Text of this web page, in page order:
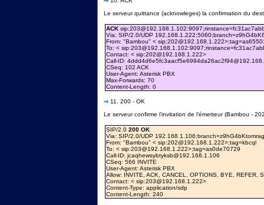
Le serveur quittance (acknowleges) la confirmation du
ACK
Via: SIP/2.0/UDP
From: "Bambou" <
To: <
Contact: < sip:202@192.168.1.222>
Call-ID:
CSeq: 102 ACK
User-Agent: Asterisk PBX
Max-Forwards: 70
Content-Length: 0
11. 200 - OK
Le serveur confirme l'invitation de l'émetteur (Bambou -
SIP/2.0 200 OK
Via: SIP/2.0/UDP
From: "Bambou" < sip:202@192.168.1.222>;tag=kbcql
To: < sip:203@192.168.1.222>;tag=as0de70729
Call-ID: jcaqhewsybtyksb@192.168.1.106
CSeq: 566 INVITE
User-Agent: Asterisk PBX
Allow: INVITE, ACK, CANCEL, OPTIONS, BYE, REFER,
Contact: < sip:203@192.168.1.222>
Content-Type: application/sdp
Content-Length: 240